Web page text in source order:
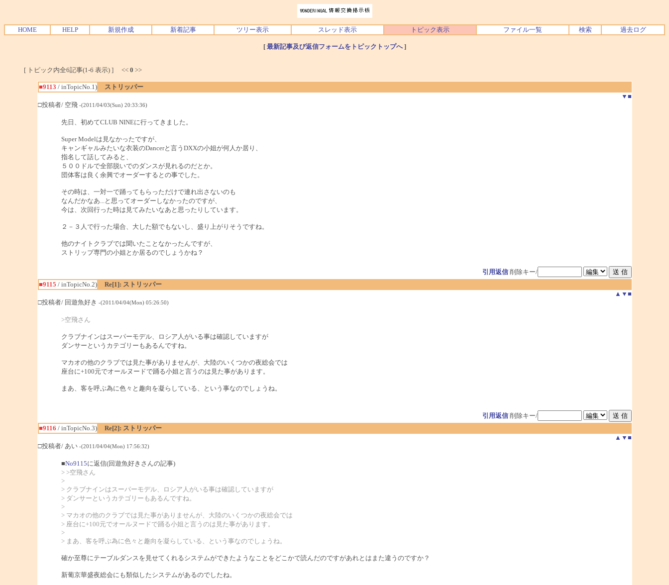
HOME HELP 新規作成 新着記事 ツリー表示 スレッド表示 トピック表示 ファイル一覧 検索 過去ログ
[ 最新記事及び返信フォームをトピックトップへ]
[ トピック内全6記事(1-6 表示) ] << 0 >>
■9113 / inTopicNo.1)
ストリッパー
▼ ■
□投稿者/ 空飛 -(2011/04/03(Sun) 20:33:36)
先日、初めてCLUB NINEに行ってきました。
Super Modelは見なかったですが、
キャンギャルみたいな衣装のDancerと言うDXXの小姐が何人か居り、
指名して話してみると、
５００ドルで全部脱いでのダンスが見れるのだとか。
団体客は良く余興でオーダーするとの事でした。
その時は、一対一で踊ってもらっただけで連れ出さないのも
なんだかなあ...と思ってオーダーしなかったのですが、
今は、次回行った時は見てみたいなあと思ったりしています。
２－３人で行った場合、大した額でもないし、盛り上がりそうですね。
他のナイトクラブでは聞いたことなかったんですが、
ストリップ専門の小姐とか居るのでしょうかね？
引用返信 削除キー/
■9115 / inTopicNo.2)
Re[1]: ストリッパー
▲ ▼ ■
□投稿者/ 回遊魚好き -(2011/04/04(Mon) 05:26:50)
>空飛さん
クラブナインはスーパーモデル、ロシア人がいる事は確認していますが
ダンサーというカテゴリーもあるんですね。
マカオの他のクラブでは見た事がありませんが、大陸のいくつかの夜総会では
座台に+100元でオールヌードで踊る小姐と言うのは見た事があります。
まあ、客を呼ぶ為に色々と趣向を凝らしている、という事なのでしょうね。
引用返信 削除キー/
■9116 / inTopicNo.3)
Re[2]: ストリッパー
▲ ▼ ■
□投稿者/ あい -(2011/04/04(Mon) 17:56:32)
■No9115に返信(回遊魚好きさんの記事)
> >空飛さん
>
> クラブナインはスーパーモデル、ロシア人がいる事は確認していますが
> ダンサーというカテゴリーもあるんですね。
>
> マカオの他のクラブでは見た事がありませんが、大陸のいくつかの夜総会では
> 座台に+100元でオールヌードで踊る小姐と言うのは見た事があります。
>
> まあ、客を呼ぶ為に色々と趣向を凝らしている、という事なのでしょうね。
確か至尊にテーブルダンスを見せてくれるシステムができたようなことをどこかで読んだのですがあれとはまた違うのですか？
新葡京華盛夜総会にも類似したシステムがあるのでしたね。